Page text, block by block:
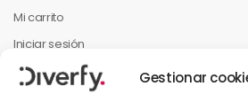
Gestionar
Mi carrito
Iniciar sesión
Mi cuenta